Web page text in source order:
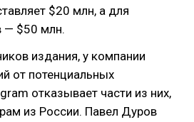
$20 млн, а для
— $50 млн.
издания, у компании
от потенциальных
отказывает части из них,
из России. Павел Дуров